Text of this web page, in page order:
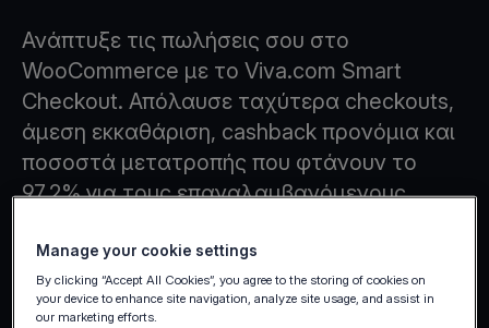
Ανάπτυξε τις πωλήσεις σου στο
WooCommerce με το Viva.com Smart
Checkout. Απόλαυσε ταχύτερα checkouts,
άμεση εκκαθάριση, cashback προνόμια και
ποσοστά μετατροπής που φτάνουν το
97,2% για τους επαναλαμβανόμενους
Manage your cookie settings
By clicking “Accept All Cookies”, you agree to the storing of cookies on
your device to enhance site navigation, analyze site usage, and assist in
our marketing efforts.